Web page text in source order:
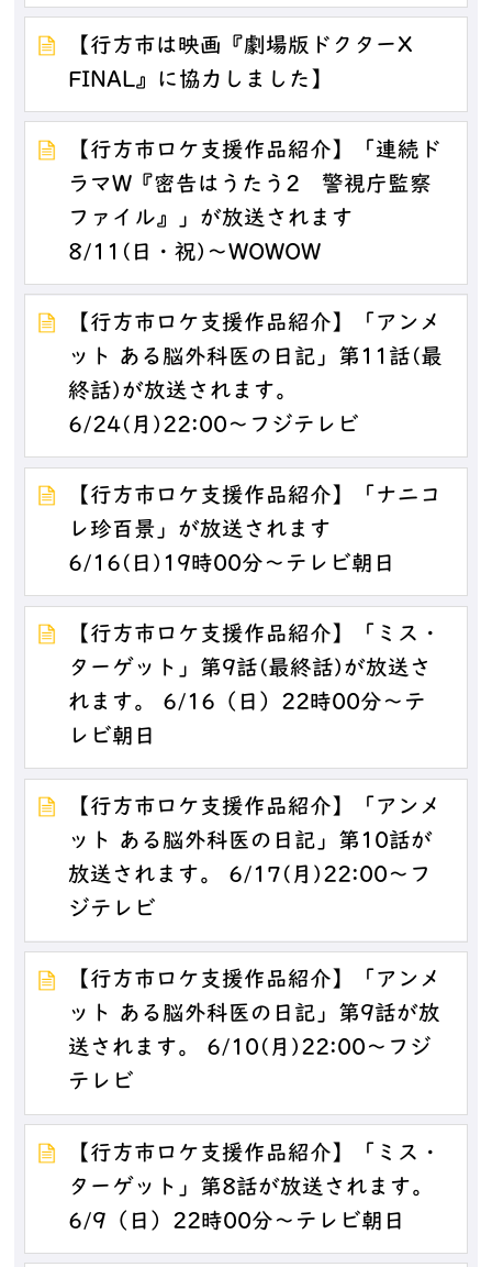
【行方市は映画『劇場版ドクターX
FINAL』に協力しました】
【行方市ロケ支援作品紹介】「連続ド
ラマW『密告はうたう2 警視庁監察
ファイル』」が放送されます
8/11(日・祝)～WOWOW
【行方市ロケ支援作品紹介】「アンメ
ット ある脳外科医の日記」第11話(最
終話)が放送されます。
6/24(月)22:00～フジテレビ
【行方市ロケ支援作品紹介】「ナニコ
レ珍百景」が放送されます
6/16(日)19時00分～テレビ朝日
【行方市ロケ支援作品紹介】「ミス・
ターゲット」第9話(最終話)が放送さ
れます。 6/16（日）22時00分～テ
レビ朝日
【行方市ロケ支援作品紹介】「アンメ
ット ある脳外科医の日記」第10話が
放送されます。 6/17(月)22:00～フ
ジテレビ
【行方市ロケ支援作品紹介】「アンメ
ット ある脳外科医の日記」第9話が放
送されます。 6/10(月)22:00～フジ
テレビ
【行方市ロケ支援作品紹介】「ミス・
ターゲット」第8話が放送されます。
6/9（日）22時00分～テレビ朝日